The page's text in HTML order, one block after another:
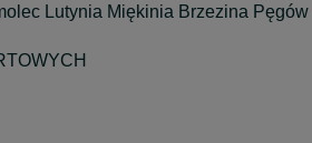
Lutynia Miękinia Brzezina Pęgów